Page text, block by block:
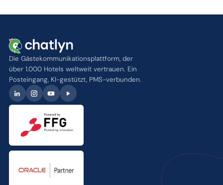
Die Gästekommunikationsplattform, der
über 1.000 Hotels weltweit vertrauen. Ein
Posteingang, KI-gestützt, PMS-verbunden.